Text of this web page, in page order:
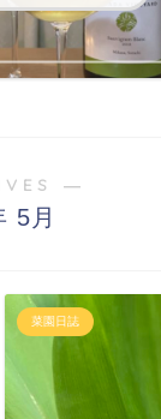
―
5月
菜園日誌